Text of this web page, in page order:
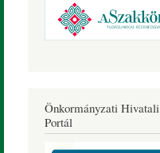
Önkormányzati Hivatali
Portál